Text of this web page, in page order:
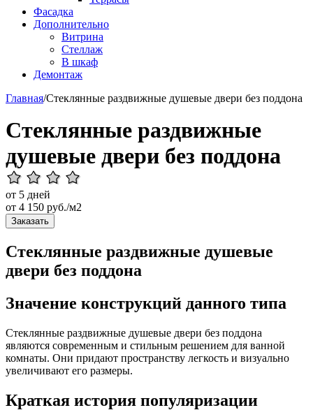
Фасадка
Дополнительно
Витрина
Стеллаж
В шкаф
Демонтаж
Главная/Стеклянные раздвижные душевые двери без поддона
Стеклянные раздвижные
душевые двери без поддона
от 5 дней
от 4 150 руб./м2
Заказать
Стеклянные раздвижные душевые
двери без поддона
Значение конструкций данного типа
Стеклянные раздвижные душевые двери без поддона
являются современным и стильным решением для ванной
комнаты. Они придают пространству легкость и визуально
увеличивают его размеры.
Краткая история популяризации